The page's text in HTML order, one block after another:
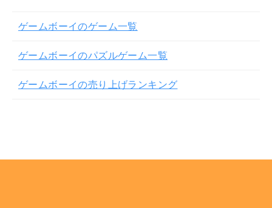
ゲームボーイのゲーム一覧
ゲームボーイのパズルゲーム一覧
ゲームボーイの売り上げランキング